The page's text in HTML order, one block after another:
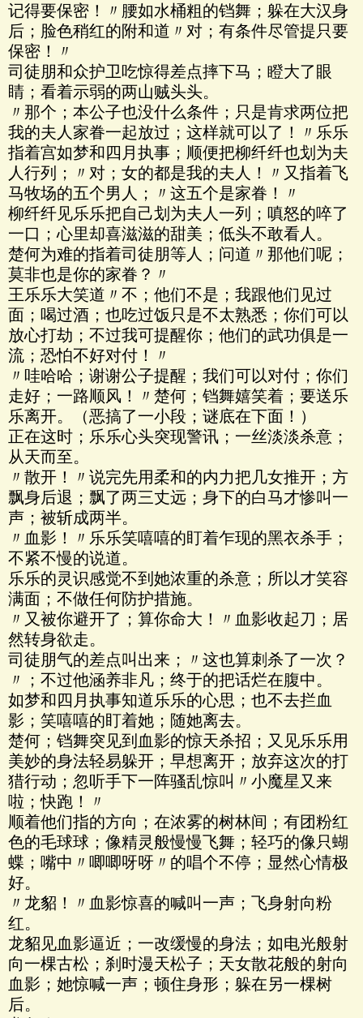
记得要保密！〃腰如水桶粗的铛舞；躲在大汉身
后；脸色稍红的附和道〃对；有条件尽管提只要
保密！〃
司徒朋和众护卫吃惊得差点摔下马；瞪大了眼
睛；看着示弱的两山贼头头。
〃那个；本公子也没什么条件；只是肯求两位把
我的夫人家眷一起放过；这样就可以了！〃乐乐
指着宫如梦和四月执事；顺便把柳纤纤也划为夫
人行列；〃对；女的都是我的夫人！〃又指着飞
马牧场的五个男人；〃这五个是家眷！〃
柳纤纤见乐乐把自己划为夫人一列；嗔怒的啐了
一口；心里却喜滋滋的甜美；低头不敢看人。
楚何为难的指着司徒朋等人；问道〃那他们呢；
莫非也是你的家眷？〃
王乐乐大笑道〃不；他们不是；我跟他们见过
面；喝过酒；也吃过饭只是不太熟悉；你们可以
放心打劫；不过我可提醒你；他们的武功俱是一
流；恐怕不好对付！〃
〃哇哈哈；谢谢公子提醒；我们可以对付；你们
走好；一路顺风！〃楚何；铛舞嬉笑着；要送乐
乐离开。（恶搞了一小段；谜底在下面！）
正在这时；乐乐心头突现警讯；一丝淡淡杀意；
从天而至。
〃散开！〃说完先用柔和的内力把几女推开；方
飘身后退；飘了两三丈远；身下的白马才惨叫一
声；被斩成两半。
〃血影！〃乐乐笑嘻嘻的盯着乍现的黑衣杀手；
不紧不慢的说道。
乐乐的灵识感觉不到她浓重的杀意；所以才笑容
满面；不做任何防护措施。
〃又被你避开了；算你命大！〃血影收起刀；居
然转身欲走。
司徒朋气的差点叫出来；〃这也算刺杀了一次？
〃；不过他涵养非凡；终于的把话烂在腹中。
如梦和四月执事知道乐乐的心思；也不去拦血
影；笑嘻嘻的盯着她；随她离去。
楚何；铛舞突见到血影的惊天杀招；又见乐乐用
美妙的身法轻易躲开；早想离开；放弃这次的打
猎行动；忽听手下一阵骚乱惊叫〃小魔星又来
啦；快跑！〃
顺着他们指的方向；在浓雾的树林间；有团粉红
色的毛球球；像精灵般慢慢飞舞；轻巧的像只蝴
蝶；嘴中〃唧唧呀呀〃的唱个不停；显然心情极
好。
〃龙貂！〃血影惊喜的喊叫一声；飞身射向粉
红。
龙貂见血影逼近；一改缓慢的身法；如电光般射
向一棵古松；刹时漫天松子；天女散花般的射向
血影；她惊喊一声；顿住身形；躲在另一棵树
后。